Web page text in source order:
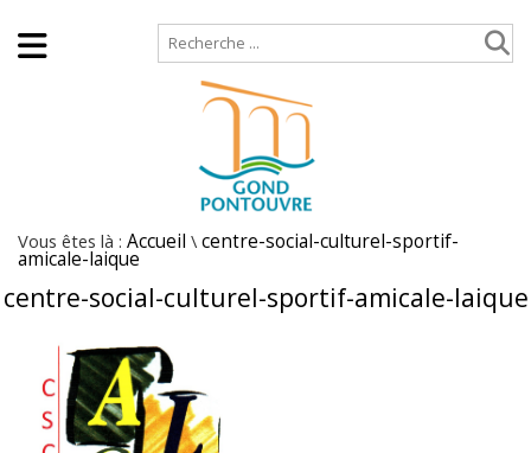
Vous êtes là : Accueil \ centre-social-culturel-sportif-
amicale-laique
centre-social-culturel-sportif-amicale-laique